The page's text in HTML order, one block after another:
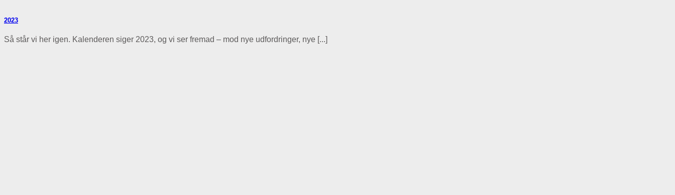
2023
Så står vi her igen. Kalenderen siger 2023, og vi ser fremad – mod nye udfordringer, nye [...]